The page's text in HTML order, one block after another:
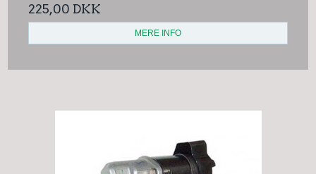
225,00 DKK
MERE INFO